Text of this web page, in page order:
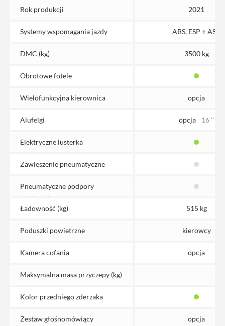
Rok produkcji
Systemy wspomagania jazdy
DMC (kg)
Obrotowe fotele
Wielofunkcyjna kierownica
Alufelgi
Elektryczne lusterka
Zawieszenie pneumatyczne
Pneumatyczne podpory
poziomujące
Ładowność (kg)
Poduszki powietrzne
Kamera cofania
Maksymalna masa przyczepy (kg)
Kolor przedniego zderzaka
Zestaw głośnomówiący
2021
ABS, ESP + ASR
3500 kg
opcja
opcja 16 ''
515 kg
kierowcy
opcja
opcja